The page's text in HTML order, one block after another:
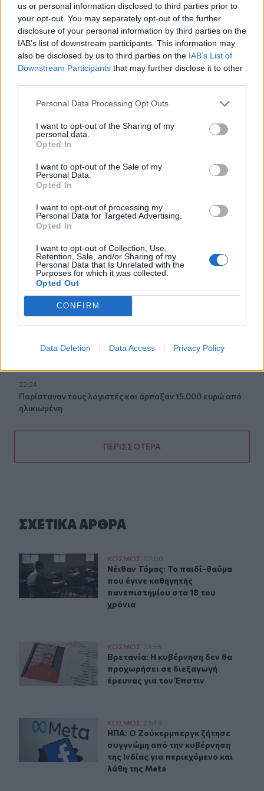
us or personal information disclosed to third parties prior to
your opt-out. You may separately opt-out of the further
disclosure of your personal information by third parties on the
IAB’s list of downstream participants. This information may
also be disclosed by us to third parties on the IAB’s List of
Downstream Participants that may further disclose it to other
Personal Data Processing Opt Outs
I want to opt-out of the Sharing of my
personal data.
Opted In
I want to opt-out of the Sale of my
Personal Data.
Opted In
I want to opt-out of processing my
Personal Data for Targeted Advertising.
Opted In
I want to opt-out of Collection, Use,
Retention, Sale, and/or Sharing of my
Personal Data that Is Unrelated with the
Purposes for which it was collected.
Opted Out
CONFIRM
Data Deletion Data Access Privacy Policy
παραγωγό αβοκάντο του Μεξικού
23:09
Κατσαφάδος από τα Βίλια: «Κανένας δεν μένει πίσω» -
Σε εξέλιξη οι διαδικασίες αποζημιώσεων για τους
πληγέντες
Ποια είναι τα δέντρα που μπορούν να γίνουν «ασπίδα» για
22:55
ότι η επαφή με τον Χαμενεΐ είναι δύσκολη
Φωτιά στα Αϊβαλιώτικα Βόλου
Συνελήφθη οπλισμένος άνδρας κοντά σε γήπεδο γκολφ
του Τραμπ στην Καλιφόρνια
22:37
Κόλπος του Άντεν: Πλήγμα των Χούθι σε τάνκερ της
Σαουδικής Αραβίας
Αδειοδωρόσημο Αυγούστου 2026: Πότε καταβάλλεται
22:24
Παρίσταναν τους λογιστές και άρπαξαν 15.000 ευρώ από
ηλικιωμένη
ΠΕΡΙΣΣΟΤΕΡΑ
ΣΧΕΤΙΚA AΡΘΡΑ
Ο 21χρονος που μπήκε στο κολέγιο στα 10 και έγινε
ΚΟΣΜΟΣ 02:00
Νέιθαν Τόμας: Το παιδί-θαύμα που
Νέιθαν Τόμας: Το παιδί-θαύμα
που έγινε καθηγητής
πανεπιστημίου στα 18 του
χρόνια
Βρετανία: Η κυβέρνηση δεν θα προχωρήσει σε
ΚΟΣΜΟΣ 23:55
Βρετανία: Η κυβέρνηση δεν θα
Βρετανία: Η κυβέρνηση δεν θα
προχωρήσει σε διεξαγωγή
έρευνας για τον Έπστιν
ΗΠΑ: Ο Ζούκερμπεργκ ζήτησε συγγνώμη από την
ΚΟΣΜΟΣ 23:49
ΗΠΑ: Ο Ζούκερμπεργκ ζήτησε
ΗΠΑ: Ο Ζούκερμπεργκ ζήτησε
συγγνώμη από την κυβέρνηση
της Ινδίας για περιεχόμενο και
λάθη της Meta